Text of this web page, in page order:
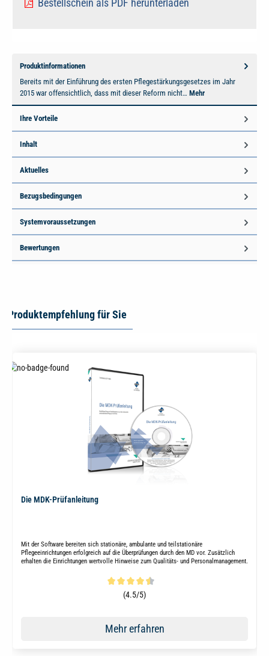
Bestellschein als PDF herunterladen
Produktinformationen
Bereits mit der Einführung des ersten Pflegestärkungsgesetzes im Jahr
2015 war offensichtlich, dass mit dieser Reform nicht… Mehr
Ihre Vorteile
Inhalt
Aktuelles
Bezugsbedingungen
Systemvoraussetzungen
Bewertungen
Produktempfehlung für Sie
Die MDK-Prüfanleitung
Mit der Software bereiten sich stationäre, ambulante und teilstationäre
Pflegeeinrichtungen erfolgreich auf die Überprüfungen durch den MD vor. Zusätzlich
erhalten die Einrichtungen wertvolle Hinweise zum Qualitäts- und Personalmanagement.
Durchschnittliche Bewertung von 4.5 von 5 Sternen
(4.5/5)
Mehr erfahren